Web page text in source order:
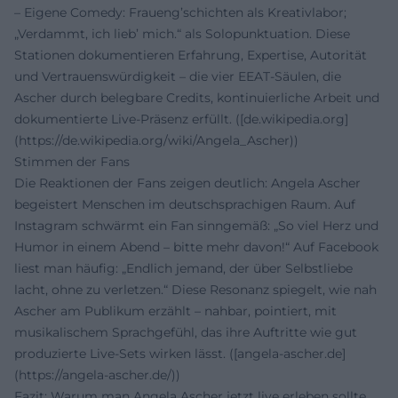
– Eigene Comedy: Fraueng’schichten als Kreativlabor;
„Verdammt, ich lieb’ mich.“ als Solopunktuation. Diese
Stationen dokumentieren Erfahrung, Expertise, Autorität
und Vertrauenswürdigkeit – die vier EEAT-Säulen, die
Ascher durch belegbare Credits, kontinuierliche Arbeit und
dokumentierte Live-Präsenz erfüllt. ([de.wikipedia.org]
(https://de.wikipedia.org/wiki/Angela_Ascher))
Stimmen der Fans
Die Reaktionen der Fans zeigen deutlich: Angela Ascher
begeistert Menschen im deutschsprachigen Raum. Auf
Instagram schwärmt ein Fan sinngemäß: „So viel Herz und
Humor in einem Abend – bitte mehr davon!“ Auf Facebook
liest man häufig: „Endlich jemand, der über Selbstliebe
lacht, ohne zu verletzen.“ Diese Resonanz spiegelt, wie nah
Ascher am Publikum erzählt – nahbar, pointiert, mit
musikalischem Sprachgefühl, das ihre Auftritte wie gut
produzierte Live-Sets wirken lässt. ([angela-ascher.de]
(https://angela-ascher.de/))